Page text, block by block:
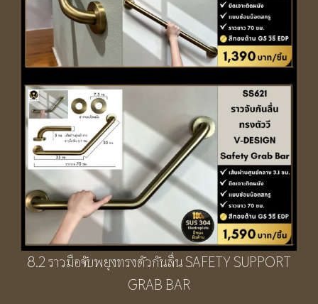
8.2 ราวมือจับพยุงทรงตัวกันลื่น SAFETY SUPPORT
GRAB BAR